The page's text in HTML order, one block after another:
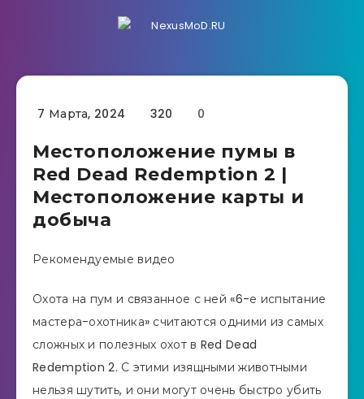
7 Марта, 2024 320 0
Местоположение пумы в
Red Dead Redemption 2 |
Местоположение карты и
добыча
Рекомендуемые видео
Охота на пум и связанное с ней «6-е испытание
мастера-охотника» считаются одними из самых
сложных и полезных охот в Red Dead
Redemption 2. С этими изящными животными
нельзя шутить, и они могут очень быстро убить